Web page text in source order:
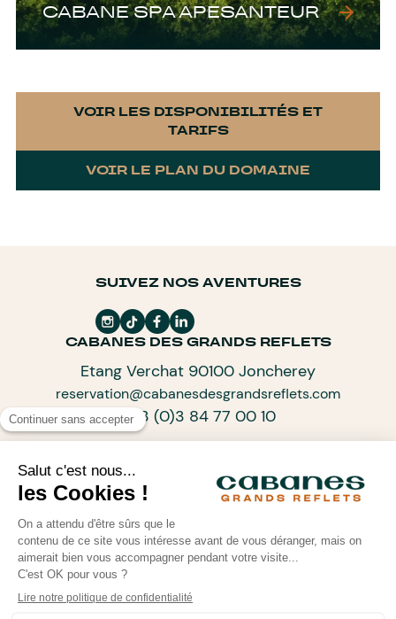
CABANE SPA APESANTEUR
VOIR LES DISPONIBILITÉS ET
TARIFS
VOIR LE PLAN DU DOMAINE
SUIVEZ NOS AVENTURES
CABANES DES GRANDS REFLETS
Etang Verchat 90100 Joncherey
reservation@cabanesdesgrandsreflets.com
+33 (0)3 84 77 00 10
ABONNEZ-VOUS À NOTRE NEWSLETTER